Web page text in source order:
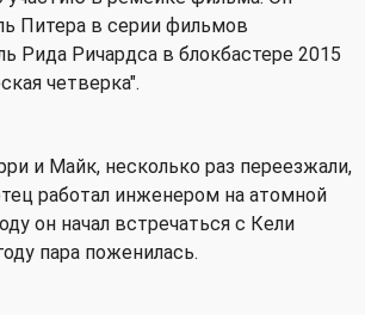
Питера в серии фильмов
Рида Ричардса в блокбастере 2015
четверка".
и Майк, несколько раз переезжали,
работал инженером на атомной
он начал встречаться с Кели
пара поженилась.